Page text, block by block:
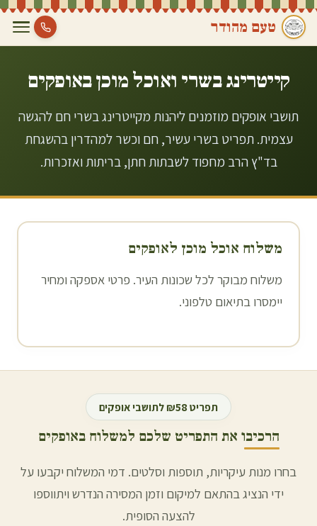
טעם מהודר
קייטרינג בשרי ואוכל מוכן באופקים
תושבי אופקים מוזמנים ליהנות מקייטרינג בשרי חם להגשה
עצמית. תפריט בשרי עשיר, חם וכשר למהדרין בהשגחת
בד"ץ הרב מחפוד לשבתות חתן, בריתות ואזכרות.
משלוח אוכל מוכן לאופקים
משלוח מבוקר לכל שכונות העיר. פרטי אספקה ומחיר
יימסרו בתיאום טלפוני.
תפריט ₪58 לתושבי אופקים
הרכיבו את התפריט שלכם למשלוח באופקים
בחרו מנות עיקריות, תוספות וסלטים. דמי המשלוח יקבעו על
ידי הנציג בהתאם למיקום וזמן המסירה הנדרש ויתווספו
להצעה הסופית.